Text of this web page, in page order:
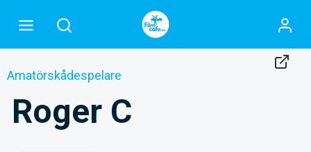
Amatörskådespelare
Roger C